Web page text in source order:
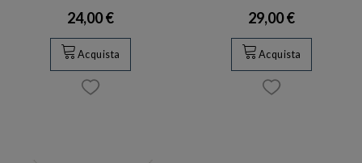
24,00 €
Acquista
29,00 €
Acquista